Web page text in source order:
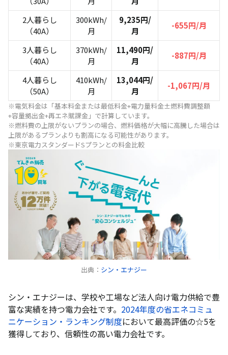
2人暮らし
（40A）
300kWh/
月
9,235円/
月
-655円/月
3人暮らし
（40A）
370kWh/
月
11,490円/
月
-887円/月
4人暮らし
（50A）
410kWh/
月
13,044円/
月
-1,067円/月
※電気料金は「基本料金または最低料金+電力量料金±燃料費調整額
+容量拠出金+再エネ賦課金」で計算しています。
※燃料費の上限がないプランの場合、燃料価格が大幅に高騰した場合は
上限があるプランよりも割高になる可能性があります。
※東京電力スタンダードSプランとの料金比較
出典： シン・エナジー
シン・エナジーは、学校や工場など法人向け電力供給で豊
富な実績を持つ電力会社です。 2024年度の省エネコミュ
ニケーション・ランキング制度において最高評価の☆5を
獲得しており、信頼性の高い電力会社です。